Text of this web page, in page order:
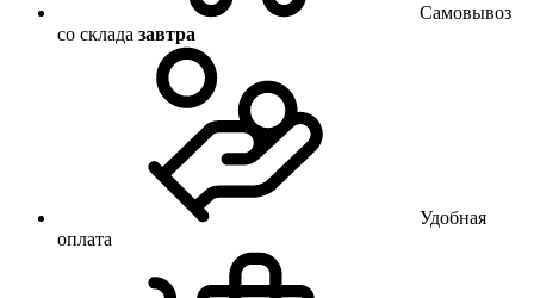
Самовывоз
со склада завтра
Удобная
оплата